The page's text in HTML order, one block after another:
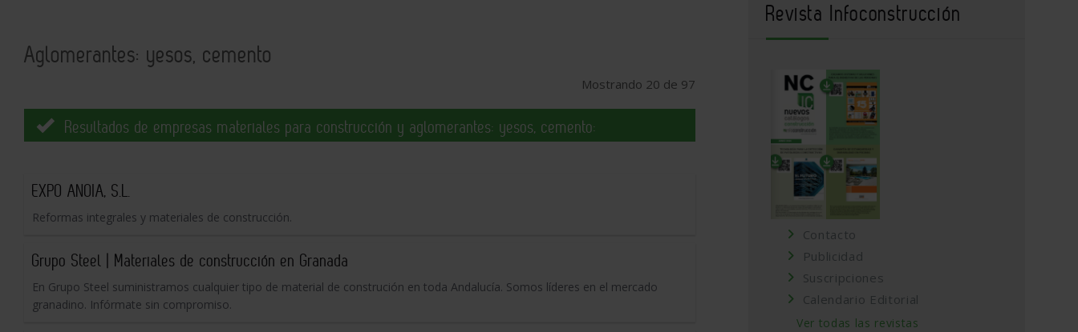
Aglomerantes: yesos, cemento
Mostrando 20 de 97
Resultados de empresas materiales para construcción y aglomerantes: yesos, cemento:
EXPO ANOIA, S.L.
Reformas integrales y materiales de construcción.
Grupo Steel | Materiales de construcción en Granada
En Grupo Steel suministramos cualquier tipo de material de construción en toda Andalucía. Somos líderes en el mercado
granadino. Infórmate sin compromiso.
Revista Infoconstrucción
Contacto
Publicidad
Suscripciones
Calendario Editorial
Ver todas las revistas